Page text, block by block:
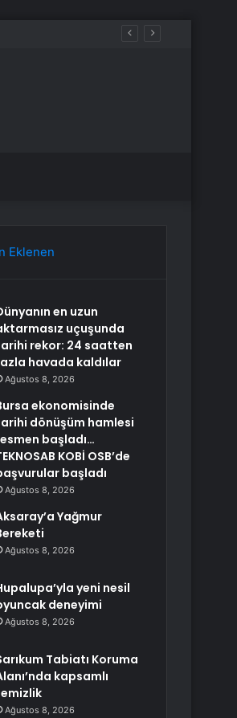
Eklenen
en uzun
uçuşunda
rekor: 24 saatten
havada kaldılar
Ağustos 8, 2026
ekonomisinde
dönüşüm hamlesi
başladı…
KOBİ OSB’de
başladı
Ağustos 8, 2026
Yağmur
Ağustos 8, 2026
yeni nesil
deneyimi
Ağustos 8, 2026
Tabiatı Koruma
kapsamlı
Ağustos 8, 2026